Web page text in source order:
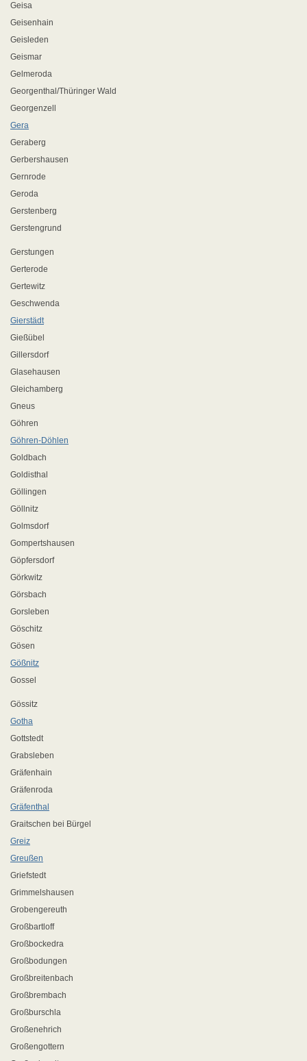
Geisa
Geisenhain
Geisleden
Geismar
Gelmeroda
Georgenthal/Thüringer Wald
Georgenzell
Gera
Geraberg
Gerbershausen
Gernrode
Geroda
Gerstenberg
Gerstengrund
Gerstungen
Gerterode
Gertewitz
Geschwenda
Gierstädt
Gießübel
Gillersdorf
Glasehausen
Gleichamberg
Gneus
Göhren
Göhren-Döhlen
Goldbach
Goldisthal
Göllingen
Göllnitz
Golmsdorf
Gompertshausen
Göpfersdorf
Görkwitz
Görsbach
Gorsleben
Göschitz
Gösen
Gößnitz
Gossel
Gössitz
Gotha
Gottstedt
Grabsleben
Gräfenhain
Gräfenroda
Gräfenthal
Graitschen bei Bürgel
Greiz
Greußen
Griefstedt
Grimmelshausen
Grobengereuth
Großbartloff
Großbockedra
Großbodungen
Großbreitenbach
Großbrembach
Großburschla
Großenehrich
Großengottern